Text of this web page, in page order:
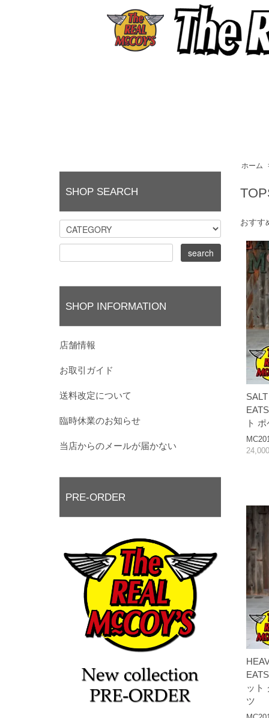
ホーム
おすす
ト
ット
ツ
SHOP SEARCH
SHOP INFORMATION
店舗情報
お取引ガイド
送料改定について
臨時休業のお知らせ
当店からのメールが届かない
PRE-ORDER